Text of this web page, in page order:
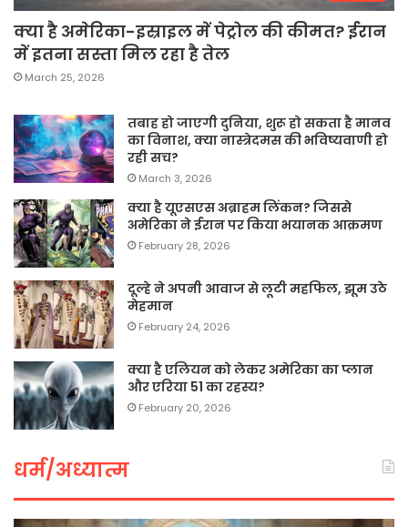
क्या है अमेरिका-इस्राइल में पेट्रोल की कीमत? ईरान
में इतना सस्ता मिल रहा है तेल
March 25, 2026
तबाह हो जाएगी दुनिया, शुरू हो सकता है मानव
का विनाश, क्या नास्त्रेदमस की भविष्यवाणी हो
रही सच?
March 3, 2026
क्या है यूएसएस अब्राहम लिंकन? जिससे
अमेरिका ने ईरान पर किया भयानक आक्रमण
February 28, 2026
दूल्हे ने अपनी आवाज से लूटी महफिल, झूम उठे
मेहमान
February 24, 2026
क्या है एलियन को लेकर अमेरिका का प्लान
और एरिया 51 का रहस्य?
February 20, 2026
धर्म/अध्यात्म